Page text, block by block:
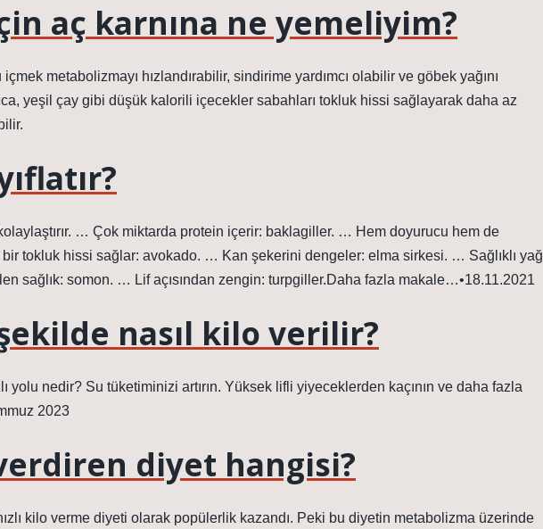
aç karnına ne yemeliyim?
metabolizmayı hızlandırabilir, sindirime yardımcı olabilir ve göbek yağını
yeşil çay gibi düşük kalorili içecekler sabahları tokluk hissi sağlayarak daha az
… Çok miktarda protein içerir: baklagiller. … Hem doyurucu hem de
tokluk hissi sağlar: avokado. … Kan şekerini dengeler: elma sirkesi. … Sağlıklı yağ
sağlık: somon. … Lif açısından zengin: turpgiller.Daha fazla makale…•18.11.2021
nasıl kilo verilir?
yolu nedir? Su tüketiminizi artırın. Yüksek lifli yiyeceklerden kaçının ve daha fazla
2023
diyet hangisi?
kilo verme diyeti olarak popülerlik kazandı. Peki bu diyetin metabolizma üzerinde